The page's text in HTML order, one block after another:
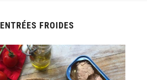
ENTRÉES FROIDES